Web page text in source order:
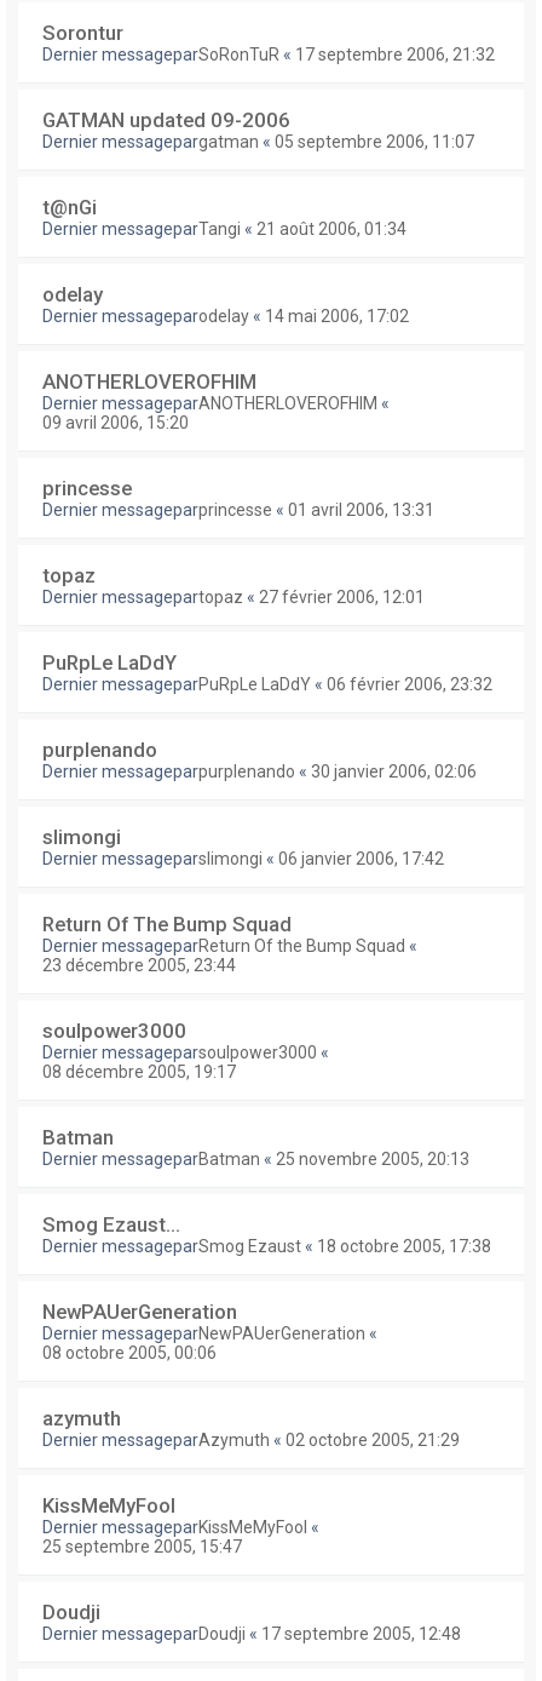
Sorontur
Dernier messageparSoRonTuR « 17 septembre 2006, 21:32
GATMAN updated 09-2006
Dernier messagepargatman « 05 septembre 2006, 11:07
t@nGi
Dernier messageparTangi « 21 août 2006, 01:34
odelay
Dernier messageparodelay « 14 mai 2006, 17:02
ANOTHERLOVEROFHIM
Dernier messageparANOTHERLOVEROFHIM «
09 avril 2006, 15:20
princesse
Dernier messageparprincesse « 01 avril 2006, 13:31
topaz
Dernier messagepartopaz « 27 février 2006, 12:01
PuRpLe LaDdY
Dernier messageparPuRpLe LaDdY « 06 février 2006, 23:32
purplenando
Dernier messageparpurplenando « 30 janvier 2006, 02:06
slimongi
Dernier messageparslimongi « 06 janvier 2006, 17:42
Return Of The Bump Squad
Dernier messageparReturn Of the Bump Squad «
23 décembre 2005, 23:44
soulpower3000
Dernier messageparsoulpower3000 «
08 décembre 2005, 19:17
Batman
Dernier messageparBatman « 25 novembre 2005, 20:13
Smog Ezaust...
Dernier messageparSmog Ezaust « 18 octobre 2005, 17:38
NewPAUerGeneration
Dernier messageparNewPAUerGeneration «
08 octobre 2005, 00:06
azymuth
Dernier messageparAzymuth « 02 octobre 2005, 21:29
KissMeMyFool
Dernier messageparKissMeMyFool «
25 septembre 2005, 15:47
Doudji
Dernier messageparDoudji « 17 septembre 2005, 12:48